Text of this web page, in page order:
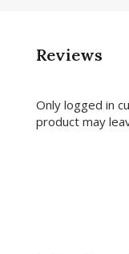
Reviews
Only logged in
product may